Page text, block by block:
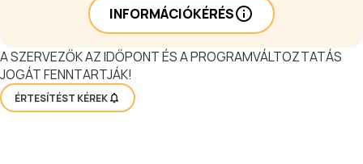
INFORMÁCIÓKÉRÉS
A SZERVEZŐK AZ IDŐPONT ÉS A PROGRAMVÁLTOZTATÁS
JOGÁT FENNTARTJÁK!
ÉRTESÍTÉST KÉREK